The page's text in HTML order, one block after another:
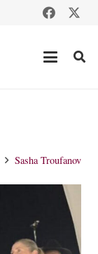
Sasha Troufanov